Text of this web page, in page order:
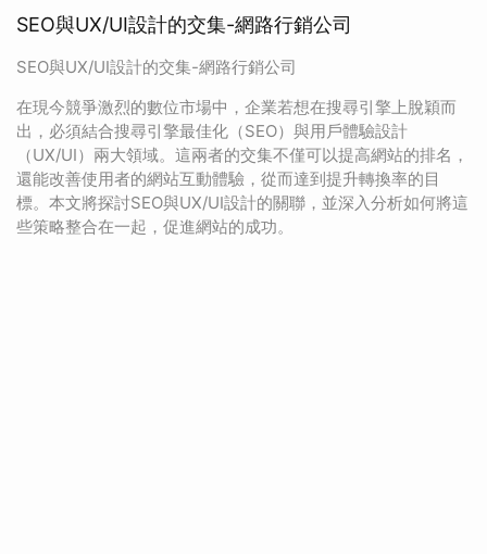
SEO與UX/UI設計的交集-網路行銷公司
SEO與UX/UI設計的交集-網路行銷公司
在現今競爭激烈的數位市場中，企業若想在搜尋引擎上脫穎而
出，必須結合搜尋引擎最佳化（SEO）與用戶體驗設計
（UX/UI）兩大領域。這兩者的交集不僅可以提高網站的排名，
還能改善使用者的網站互動體驗，從而達到提升轉換率的目
標。本文將探討SEO與UX/UI設計的關聯，並深入分析如何將這
些策略整合在一起，促進網站的成功。